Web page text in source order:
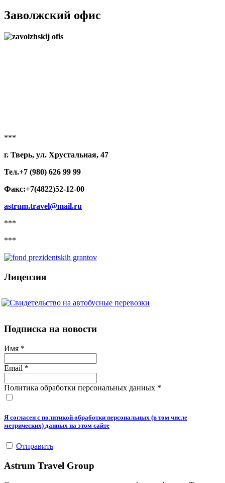
Заволжский офис
***
г. Тверь, ул. Хрустальная, 47
Тел.+7 (980) 626 99 99
Факс:+7(4822)52-12-00
astrum.travel@mail.ru
***
***
Лицензия
Подписка на новости
Имя *
Email *
Политика обработки персональных данных *
Я согласен с политикой обработки персональных (в том числе
метрических) данных на этом сайте
Отправить
Astrum Travel Group